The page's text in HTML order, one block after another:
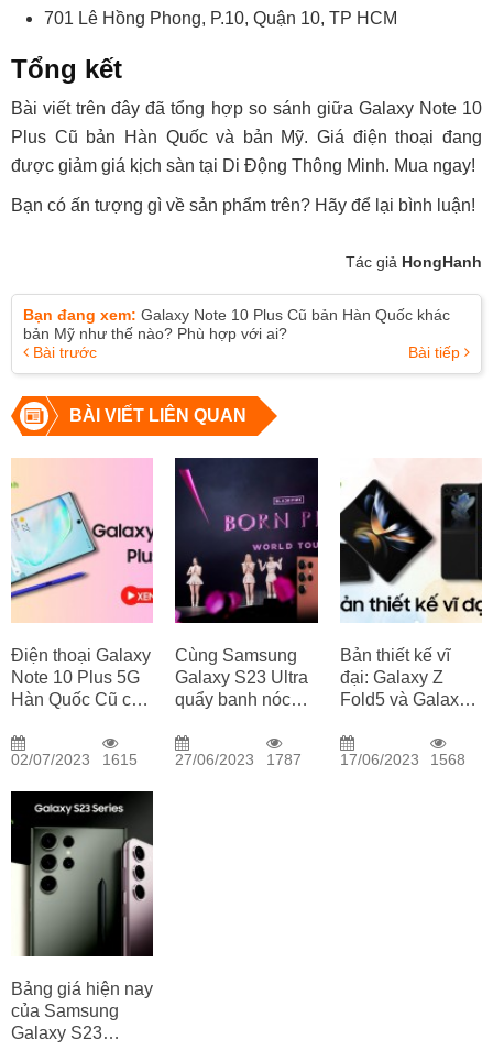
701 Lê Hồng Phong, P.10, Quận 10, TP HCM
Tổng kết
Bài viết trên đây đã tổng hợp so sánh giữa Galaxy Note 10
Plus Cũ bản Hàn Quốc và bản Mỹ. Giá điện thoại đang
được giảm giá kịch sàn tại Di Động Thông Minh. Mua ngay!
Bạn có ấn tượng gì về sản phẩm trên? Hãy để lại bình luận!
Tác giả HongHanh
Bạn đang xem: Galaxy Note 10 Plus Cũ bản Hàn Quốc khác
bản Mỹ như thế nào? Phù hợp với ai?
Bài trước
Bài tiếp
BÀI VIẾT LIÊN QUAN
Điện thoại Galaxy
Note 10 Plus 5G
Hàn Quốc Cũ có
02/07/2023 1615
Cùng Samsung
Galaxy S23 Ultra
quẩy banh nóc
Blackpink
27/06/2023 1787
Bản thiết kế vĩ
đại: Galaxy Z
Fold5 và Galaxy
lộ diện
17/06/2023 1568
Bảng giá hiện nay
của Samsung
Galaxy S23